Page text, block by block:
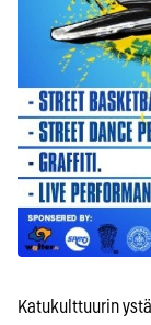
Katukulttuurin